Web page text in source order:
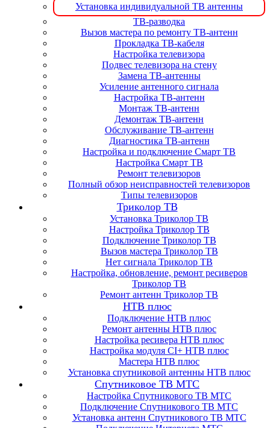
Установка индивидуальной ТВ антенны
ТВ-разводка
Вызов мастера по ремонту ТВ-антенн
Прокладка ТВ-кабеля
Настройка телевизора
Подвес телевизора на стену
Замена ТВ-антенны
Усиление антенного сигнала
Настройка ТВ-антенн
Монтаж ТВ-антенн
Демонтаж ТВ-антенн
Обслуживание ТВ-антенн
Диагностика ТВ-антенн
Настройка и подключение Смарт ТВ
Настройка Смарт ТВ
Ремонт телевизоров
Полный обзор неисправностей телевизоров
Типы телевизоров
Триколор ТВ
Установка Триколор ТВ
Настройка Триколор ТВ
Подключение Триколор ТВ
Вызов мастера Триколор ТВ
Нет сигнала Триколор ТВ
Настройка, обновление, ремонт ресиверов
Триколор ТВ
Ремонт антенн Триколор ТВ
НТВ плюс
Подключение НТВ плюс
Ремонт антенны НТВ плюс
Настройка ресивера НТВ плюс
Настройка модуля CI+ НТВ плюс
Мастера НТВ плюс
Установка спутниковой антенны НТВ плюс
Спутниковое ТВ МТС
Настройка Спутникового ТВ МТС
Подключение Спутникового ТВ МТС
Установка антенн Спутникового ТВ МТС